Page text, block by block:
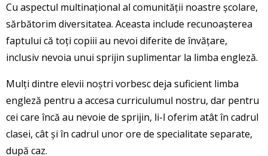
Cu aspectul multinațional al comunității noastre școlare,
sărbătorim diversitatea. Aceasta include recunoașterea
faptului că toți copiii au nevoi diferite de învățare,
inclusiv nevoia unui sprijin suplimentar la limba engleză.
Mulți dintre elevii noștri vorbesc deja suficient limba
engleză pentru a accesa curriculumul nostru, dar pentru
cei care încă au nevoie de sprijin, li-l oferim atât în cadrul
clasei, cât și în cadrul unor ore de specialitate separate,
după caz.